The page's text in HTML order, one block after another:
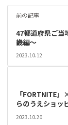
前の記事
47都道府県ご当
畿編～
2023.10.12
「FORTNITE
らのうえショッ
2023.10.20